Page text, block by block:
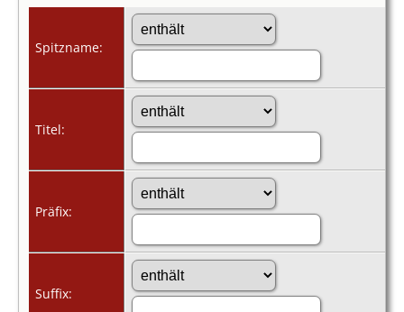
Spitzname:
Titel:
Präfix:
Suffix: